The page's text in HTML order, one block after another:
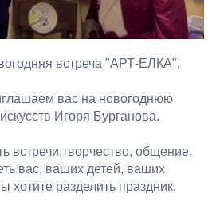
встреча "АРТ-ЕЛКА".
вас на новогоднюю
Игоря Бурганова.
встречи,творчество, общение.
вас, ваших детей, ваших
хотите разделить праздник.